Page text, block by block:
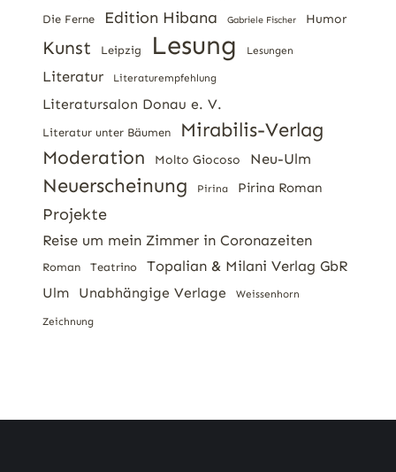
Die Ferne Edition Hibana Gabriele Fischer Humor
Kunst Leipzig Lesung Lesungen
Literatur Literaturempfehlung
Literatursalon Donau e. V.
Literatur unter Bäumen Mirabilis-Verlag
Moderation Molto Giocoso Neu-Ulm
Neuerscheinung Pirina Pirina Roman
Projekte
Reise um mein Zimmer in Coronazeiten
Roman Teatrino Topalian & Milani Verlag GbR
Ulm Unabhängige Verlage Weissenhorn
Zeichnung